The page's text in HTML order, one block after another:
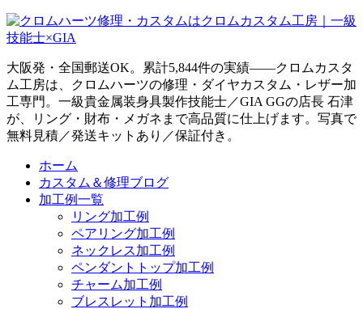
大阪発・全国郵送OK。累計5,844件の実績——クロムカスタ
ム工房は、クロムハーツの修理・ダイヤカスタム・レザー加
工専門。一級貴金属装身具製作技能士／GIA GGの店長 石津
が、リング・財布・メガネまで高品質に仕上げます。写真で
無料見積／発送キットあり／保証付き。
ホーム
カスタム＆修理ブログ
加工例一覧
リング加工例
ペアリング加工例
ネックレス加工例
ペンダントトップ加工例
チャーム加工例
ブレスレット加工例